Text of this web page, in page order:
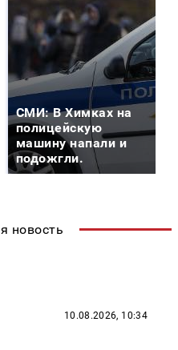
СМИ: В Химках на
полицейскую
машину напали и
подожгли.
новость
10.08.2026, 10:34